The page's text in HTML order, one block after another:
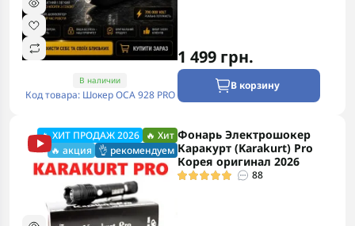
В наличии
Код товара: Шокер ОСА 928 PRO
1 499 грн.
В корзину
🔥 ХИТ ПРОДАЖ 2026 🔥 Хит
🔥 акция 👌 рекомендуем
Фонарь Электрошокер
Каракурт (Karakurt) Pro
Корея оригинал 2026
88